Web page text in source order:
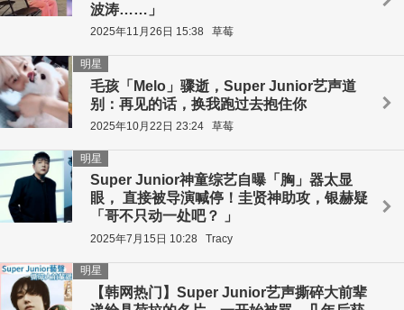
波涛……」
2025年11月26日 15:38 草莓
毛孩「Melo」骤逝，Super Junior艺声道
别：再见的话，换我跑过去抱住你
明星
2025年10月22日 23:24 草莓
Super Junior神童综艺自曝「胸」器太显
眼， 直接被导演喊停！圭贤神助攻，银赫疑
「哥不只动一处吧？ 」
明星
2025年7月15日 10:28 Tracy
【韩网热门】Super Junior艺声撕碎大前辈
明星